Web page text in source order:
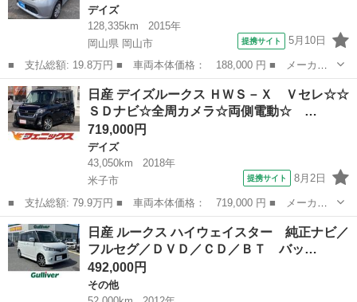
デイズ
128,335km
2015年
岡山県 岡山市
提携サイト 5月10日
■ 支払総額: 19.8万円 ■ 車両本体価格： 188,000 円 ■ メーカー
名： 日産 ■ 車種名： デイズ ■ グレード名： Ｊ ■ 排気
量： 660cc ■ ドア枚数： 5D ■ ミッション： CVT ■ 店舗P...
岡山 岡山市 デイズ
日産 デイズルークス ＨＷＳ－Ｘ Ｖセレ☆☆
ＳＤナビ☆全周カメラ☆両側電動☆ …
719,000円
デイズ
43,050km
2018年
米子市
提携サイト 8月2日
■ 支払総額: 79.9万円 ■ 車両本体価格： 719,000 円 ■ メーカー
名： 日産 ■ 車種名： デイズルークス ■ グレード名： ＨＷＳ
－Ｘ Ｖセレ☆☆ＳＤナビ☆全周カメラ☆両側電動☆ プレミアムグ
ラデーション...
鳥取 米子市 デイズ
日産 ルークス ハイウェイスター 純正ナビ／
フルセグ／ＤＶＤ／ＣＤ／ＢＴ バッ…
492,000円
その他